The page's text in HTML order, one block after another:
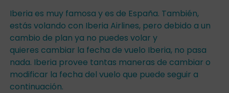
Iberia es muy famosa y es de España. También,
estás volando con Iberia Airlines, pero debido a un
cambio de plan ya no puedes volar y
quieres cambiar la fecha de vuelo Iberia, no pasa
nada. Iberia provee tantas maneras de cambiar o
modificar la fecha del vuelo que puede seguir a
continuación.